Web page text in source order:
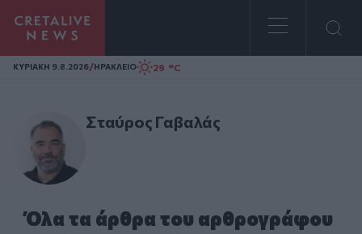
Homepage
ΚΥΡΙΑΚΗ 9.8.2026/ΗΡΑΚΛΕΙΟ 29 °C
Σταύρος Γαβαλάς
Όλα τα άρθρα του αρθρογράφου